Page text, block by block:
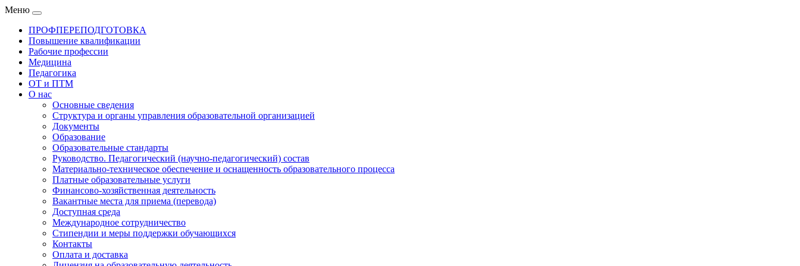
Меню
ПРОФПЕРЕПОДГОТОВКА
Повышение квалификации
Рабочие профессии
Медицина
Педагогика
ОТ и ПТМ
О нас
Основные сведения
Структура и органы управления образовательной организацией
Документы
Образование
Образовательные стандарты
Руководство. Педагогический (научно-педагогический) состав
Материально-техническое обеспечение и оснащенность образовательного процесса
Платные образовательные услуги
Финансово-хозяйственная деятельность
Вакантные места для приема (перевода)
Доступная среда
Международное сотрудничество
Стипендии и меры поддержки обучающихся
Контакты
Оплата и доставка